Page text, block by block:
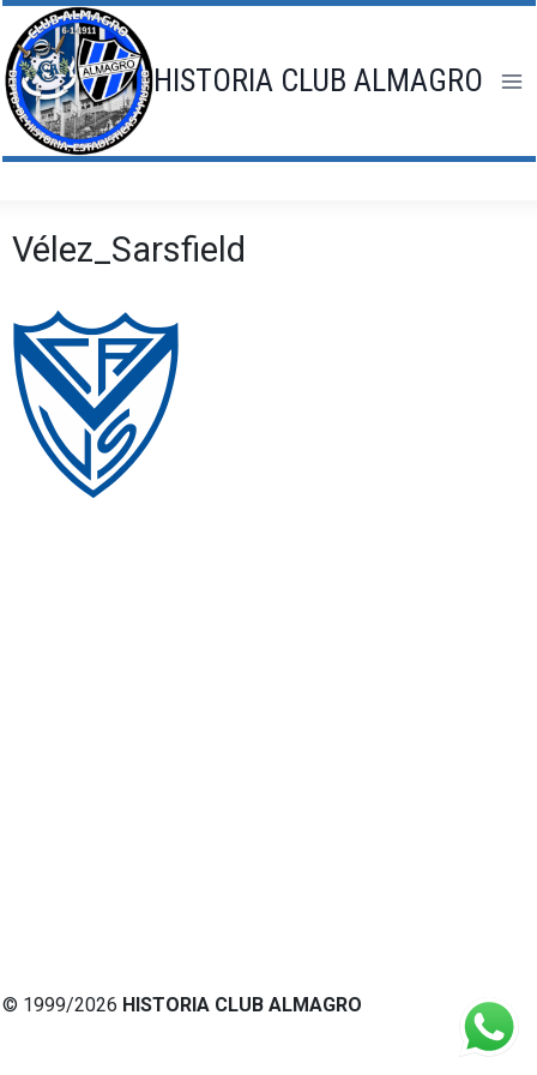
Saltar
al
contenido
HISTORIA CLUB ALMAGRO
Vélez_Sarsfield
© 1999/2026 HISTORIA CLUB ALMAGRO